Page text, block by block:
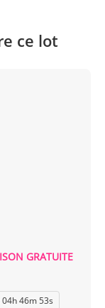
ce lot
GRATUITE
04h46m52s